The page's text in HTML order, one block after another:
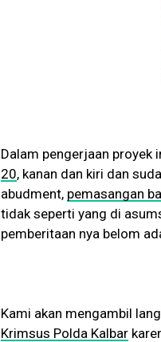
Dalam pengerjaan proyek
20, kanan dan kiri dan
abudment, pemasangan
tidak seperti yang di
pemberitaan nya belom
Kami akan mengambil
Krimsus Polda Kalbar